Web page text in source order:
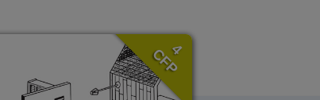
4
CFP